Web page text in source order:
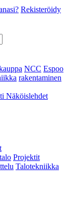
Rekisteröidy
NCC Espoo
rakentaminen
Näköislehdet
Projektit
Talotekniikka